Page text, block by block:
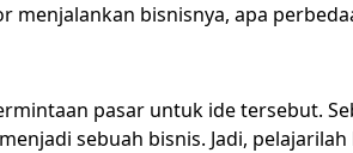
bisnisnya, apa
pasar untuk ide tersebut.
sebuah bisnis. Jadi,